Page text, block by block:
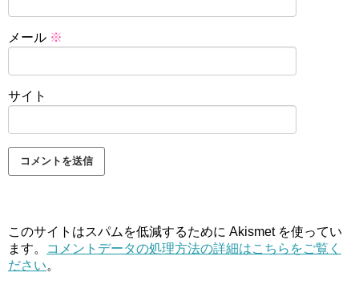
メール ※
サイト
このサイトはスパムを低減するために Akismet を使ってい
ます。
コメントデータの処理方法の詳細はこちらをご覧く
ださい。